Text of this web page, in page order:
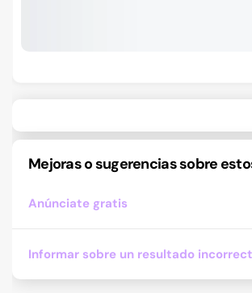
Mejoras o sugerencias sobre
Anúnciate gratis
Informar sobre un resultado